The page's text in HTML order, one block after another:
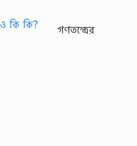
গণতন্ত্রের